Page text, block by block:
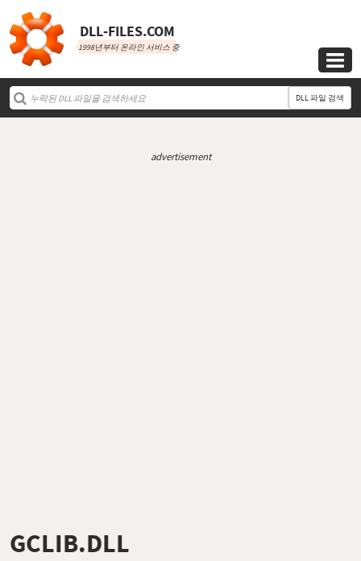
DLL‑FILES.COM
1998년부터 온라인 서비스 중

DLL 파일 검색
advertisement
GCLIB.DLL